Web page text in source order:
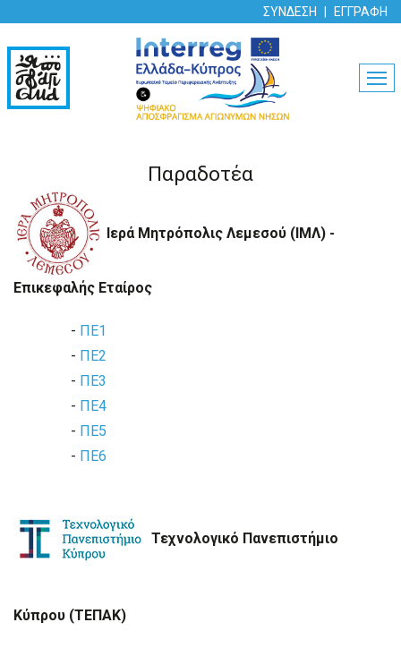
ΣΥΝΔΕΣΗ ΕΓΓΡΑΦΗ
Παραδοτέα
Ιερά Μητρόπολις Λεμεσού (ΙΜΛ) -
Επικεφαλής Εταίρος
- ΠΕ1
- ΠΕ2
- ΠΕ3
- ΠΕ4
- ΠΕ5
- ΠΕ6
Τεχνολογικό Πανεπιστήμιο
Κύπρου (ΤΕΠΑΚ)